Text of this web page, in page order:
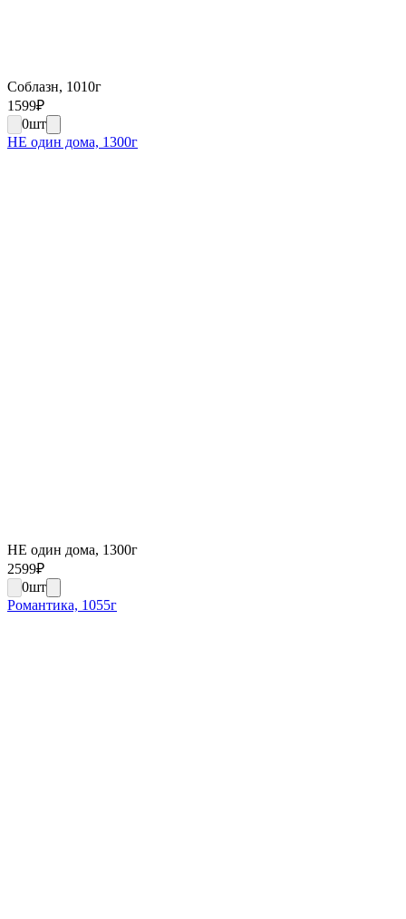
Соблазн, 1010г
1599₽
0шт
НЕ один дома, 1300г
НЕ один дома, 1300г
2599₽
0шт
Романтика, 1055г